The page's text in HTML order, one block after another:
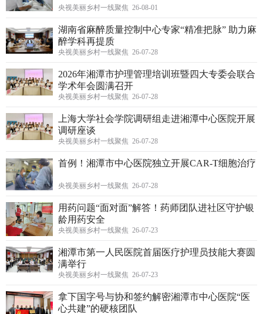
央视美丽乡村一线聚焦 26-08-01
湖南省麻醉质量控制中心专家“精准把脉” 助力麻
醉学科再提质
央视美丽乡村一线聚焦 26-07-28
2026年湘潭市护理管理培训班暨四大专委会联合
学术年会圆满召开
央视美丽乡村一线聚焦 26-07-28
上海大学社会学院调研组走进湘潭中心医院开展
调研座谈
央视美丽乡村一线聚焦 26-07-28
首例！湘潭市中心医院独立开展CAR-T细胞治疗
央视美丽乡村一线聚焦 26-07-28
用药问题“面对面”解答！药师团队进社区守护银
龄用药安全
央视美丽乡村一线聚焦 26-07-23
湘潭市第一人民医院首届医疗护理员技能大赛圆
满举行
央视美丽乡村一线聚焦 26-07-23
拿下国字号与协和签约解密湘潭市中心医院“医
心共建”的硬核团队